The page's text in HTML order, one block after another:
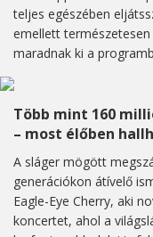
teljes egészében
emellett
maradnak ki a
Több mint 160
– most élőben
A sláger mögött
generációkon átívelő
Eagle-Eye Cherry, aki
koncertet, ahol a